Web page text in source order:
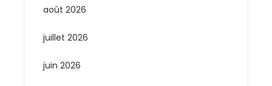
août 2026
juillet 2026
juin 2026